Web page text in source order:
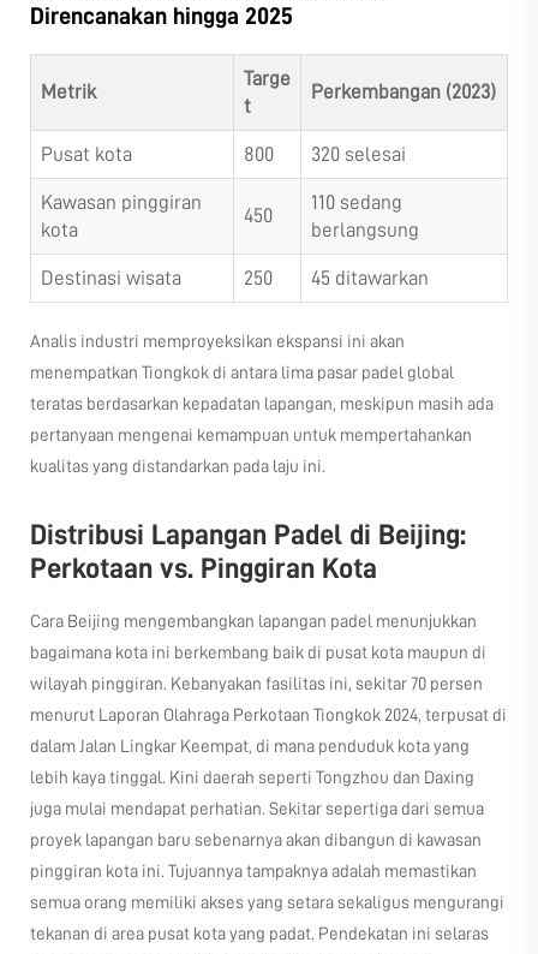
Direncanakan hingga 2025
Metrik
Targe
t
Perkembangan (2023)
Pusat kota 800 320 selesai
Kawasan pinggiran
kota
450
110 sedang
berlangsung
Destinasi wisata 250 45 ditawarkan
Analis industri memproyeksikan ekspansi ini akan
menempatkan Tiongkok di antara lima pasar padel global
teratas berdasarkan kepadatan lapangan, meskipun masih ada
pertanyaan mengenai kemampuan untuk mempertahankan
kualitas yang distandarkan pada laju ini.
Distribusi Lapangan Padel di Beijing:
Perkotaan vs. Pinggiran Kota
Cara Beijing mengembangkan lapangan padel menunjukkan
bagaimana kota ini berkembang baik di pusat kota maupun di
wilayah pinggiran. Kebanyakan fasilitas ini, sekitar 70 persen
menurut Laporan Olahraga Perkotaan Tiongkok 2024, terpusat di
dalam Jalan Lingkar Keempat, di mana penduduk kota yang
lebih kaya tinggal. Kini daerah seperti Tongzhou dan Daxing
juga mulai mendapat perhatian. Sekitar sepertiga dari semua
proyek lapangan baru sebenarnya akan dibangun di kawasan
pinggiran kota ini. Tujuannya tampaknya adalah memastikan
semua orang memiliki akses yang setara sekaligus mengurangi
tekanan di area pusat kota yang padat. Pendekatan ini selaras